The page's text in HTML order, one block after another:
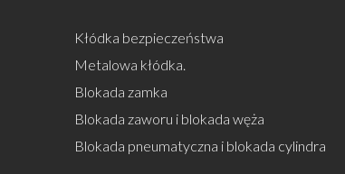
Kłódka bezpieczeństwa
Metalowa kłódka.
Blokada zamka
Blokada zaworu i blokada węża
Blokada pneumatyczna i blokada cylindra